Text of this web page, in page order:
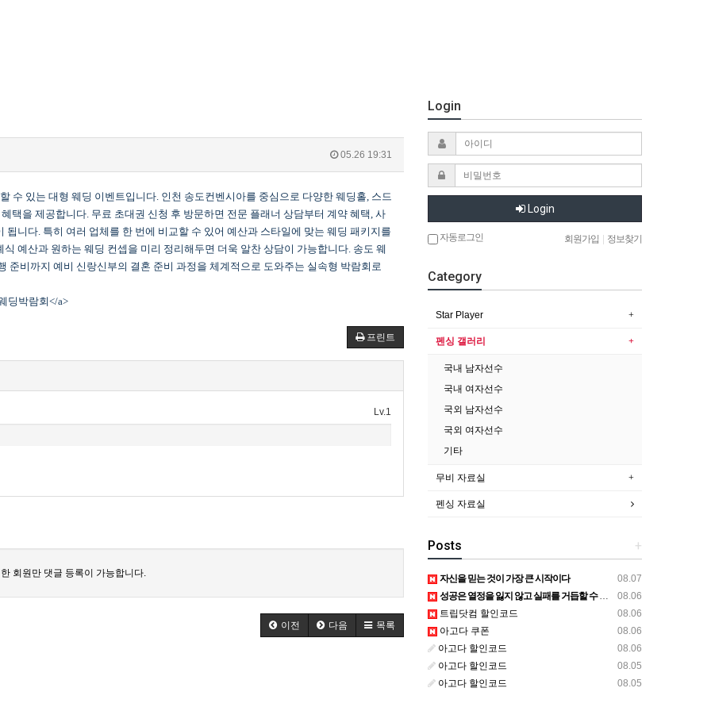
05.26 19:31
수 있는 대형 웨딩 이벤트입니다. 인천 송도컨벤시아를 중심으로 다양한 웨딩홀, 스드
택을 제공합니다. 무료 초대권 신청 후 방문하면 전문 플래너 상담부터 계약 혜택, 사
니다. 특히 여러 업체를 한 번에 비교할 수 있어 예산과 스타일에 맞는 웨딩 패키지를
예산과 원하는 웨딩 컨셉을 미리 정리해두면 더욱 알찬 상담이 가능합니다. 송도 웨
준비까지 예비 신랑신부의 결혼 준비 과정을 체계적으로 도와주는 실속형 박람회로
딩박람회</a>
프린트
Lv.1
회원만 댓글 등록이 가능합니다.
이전 다음 목록
Login
Login
자동로그인 회원가입 정보찾기
Category
Star Player
펜싱 갤러리
국내 남자선수
국내 여자선수
국외 남자선수
국외 여자선수
기타
무비 자료실
펜싱 자료실
+
Posts
08.07
자신을 믿는 것이 가장 큰 시작이다
08.06
성공은 열정을 잃지 않고 실패를 거듭할 수 있는 능력이다
08.06
트립닷컴 할인코드
08.06
아고다 쿠폰
08.06
아고다 할인코드
08.05
아고다 할인코드
08.05
아고다 할인코드